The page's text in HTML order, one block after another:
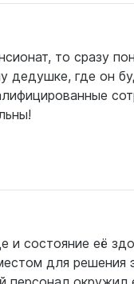
то сразу
дедушке, где он
состояние её
для решения